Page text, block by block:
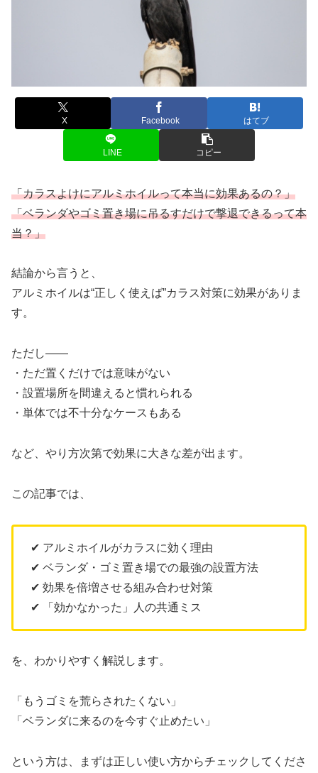
X Facebook はてブ
LINE コピー
「カラスよけにアルミホイルって本当に効果あるの？」
「ベランダやゴミ置き場に吊るすだけで撃退できるって本
当？」
結論から言うと、
アルミホイルは“正しく使えば”カラス対策に効果がありま
す。
ただし――
・ただ置くだけでは意味がない
・設置場所を間違えると慣れられる
・単体では不十分なケースもある
など、やり方次第で効果に大きな差が出ます。
この記事では、
✔ アルミホイルがカラスに効く理由
✔ ベランダ・ゴミ置き場での最強の設置方法
✔ 効果を倍増させる組み合わせ対策
✔ 「効かなかった」人の共通ミス
を、わかりやすく解説します。
「もうゴミを荒らされたくない」
「ベランダに来るのを今すぐ止めたい」
という方は、まずは正しい使い方からチェックしてくださ